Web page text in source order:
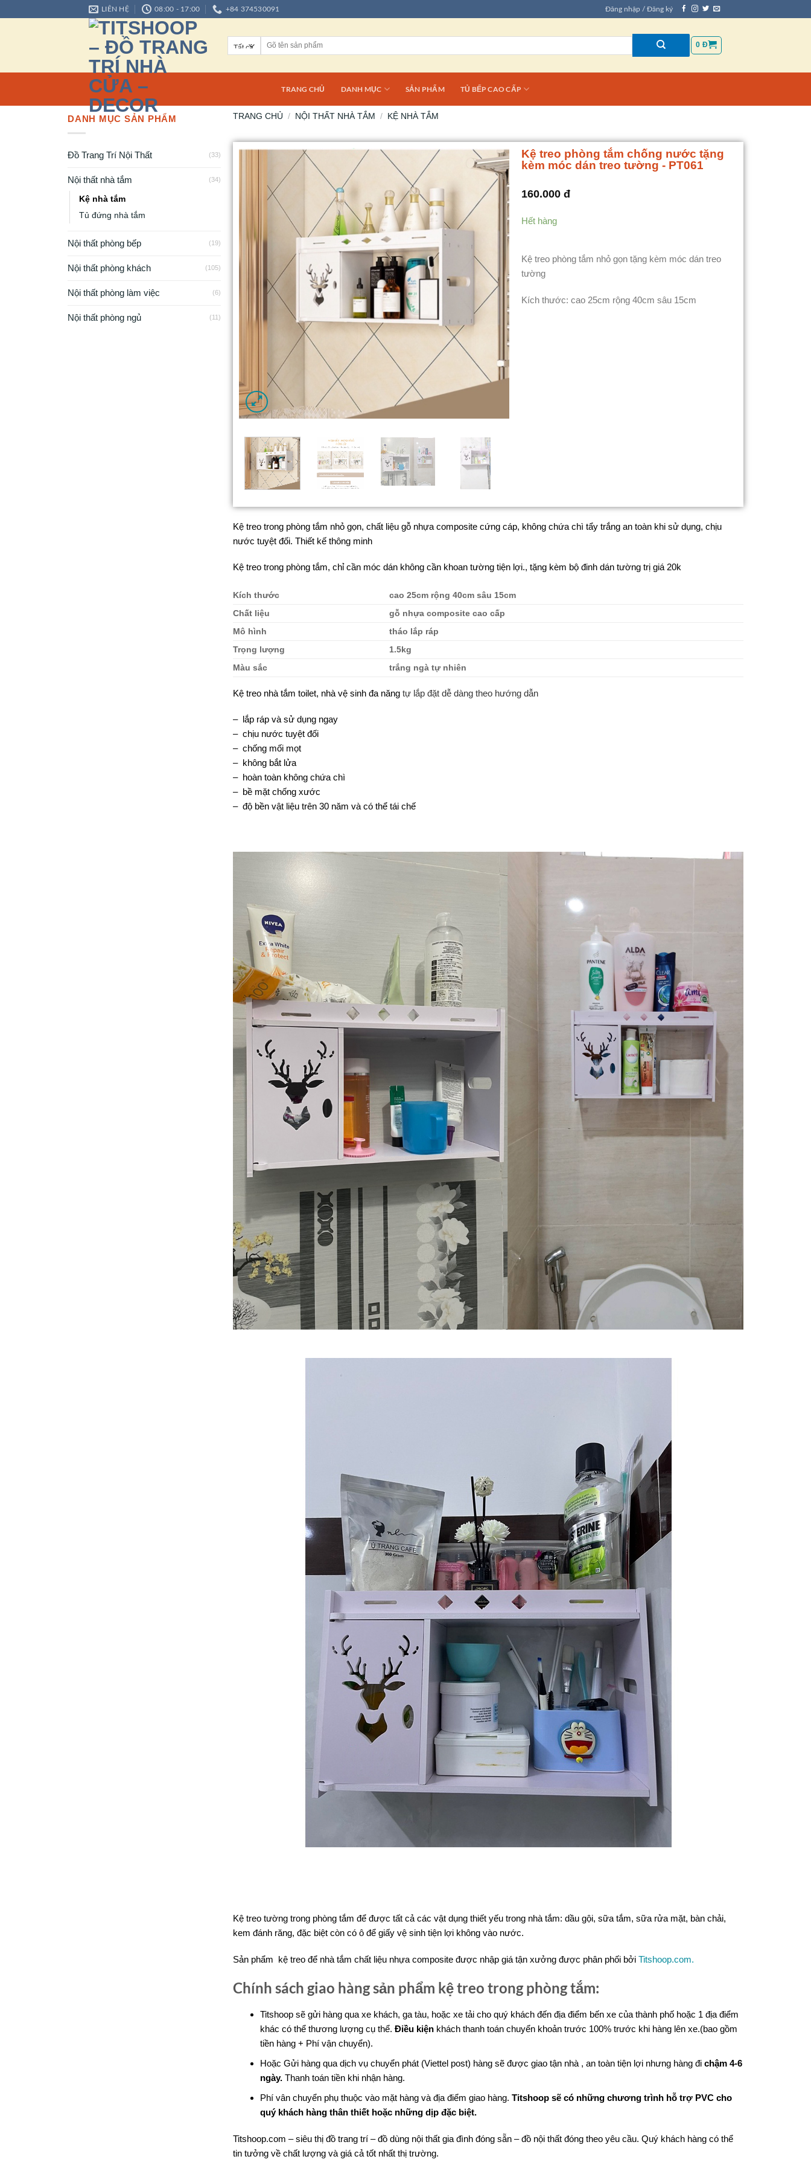
LIÊN HỆ 08:00 - 17:00 +84 374530091 Đăng nhập / Đăng ký
0 Đ
TRANG CHỦ DANH MỤC SẢN PHẨM TỦ BẾP CAO CẤP
DANH MỤC SẢN PHẨM
Đồ Trang Trí Nội Thất (33)
Nội thất nhà tắm (34)
Kệ nhà tắm
Tủ đứng nhà tắm
Nội thất phòng bếp (19)
Nội thất phòng khách (105)
Nội thất phòng làm việc (6)
Nội thất phòng ngủ (11)
TRANG CHỦ / NỘI THẤT NHÀ TẮM / KỆ NHÀ TẮM
Kệ treo phòng tắm chống nước tặng
kèm móc dán treo tường - PT061
160.000đ
Hết hàng
Kệ treo phòng tắm nhỏ gọn tặng kèm móc dán treo
tường
Kích thước: cao 25cm rộng 40cm sâu 15cm
Kệ treo trong phòng tắm nhỏ gọn, chất liệu gỗ nhựa composite cứng cáp, không chứa chì tẩy trắng an toàn khi sử dụng, chịu
nước tuyệt đối. Thiết kế thông minh
Kệ treo trong phòng tắm, chỉ cần móc dán không cần khoan tường tiện lợi., tặng kèm bộ đinh dán tường trị giá 20k
Kích thước
cao 25cm rộng 40cm sâu 15cm
Chất liệu
gỗ nhựa composite cao cấp
Mô hình
tháo lắp ráp
Trọng lượng
1.5kg
Màu sắc
trắng ngà tự nhiên
Kệ treo nhà tắm toilet, nhà vệ sinh đa năng tự lắp đặt dễ dàng theo hướng dẫn
– lắp ráp và sử dụng ngay
– chịu nước tuyệt đối
– chống mối mọt
– không bắt lửa
– hoàn toàn không chứa chì
– bề mặt chống xước
– độ bền vật liệu trên 30 năm và có thể tái chế
Kệ treo tường trong phòng tắm để được tất cả các vật dụng thiết yếu trong nhà tắm: dầu gội, sữa tắm, sữa rửa mặt, bàn chải,
kem đánh răng, đặc biệt còn có ô để giấy vệ sinh tiện lợi không vào nước.
Sản phẩm kệ treo để nhà tắm chất liệu nhựa composite được nhập giá tận xưởng được phân phối bởi Titshoop.com.
Chính sách giao hàng sản phẩm kệ treo trong phòng tắm:
Titshoop sẽ gửi hàng qua xe khách, ga tàu, hoặc xe tải cho quý khách đến địa điểm bến xe của thành phố hoặc 1 địa điểm
khác có thể thương lượng cụ thể. Điều kiệnkhách thanh toán chuyển khoản trước 100% trước khi hàng lên xe.(bao gồm
tiền hàng + Phí vận chuyển).
Hoặc Gửi hàng qua dịch vụ chuyển phát (Viettel post) hàng sẽ được giao tận nhà , an toàn tiện lợi nhưng hàng đi chậm 4-6
ngày. Thanh toán tiền khi nhận hàng.
Phí vân chuyển phụ thuộc vào mặt hàng và địa điểm giao hàng. Titshoop sẽ có những chương trình hỗ trợ PVC cho
quý khách hàng thân thiết hoặc những dịp đặc biệt.
Titshoop.com – siêu thị đồ trang trí – đồ dùng nội thất gia đình đóng sẵn – đồ nội thất đóng theo yêu cầu. Quý khách hàng có thể
tin tưởng về chất lượng và giá cả tốt nhất thị trường.